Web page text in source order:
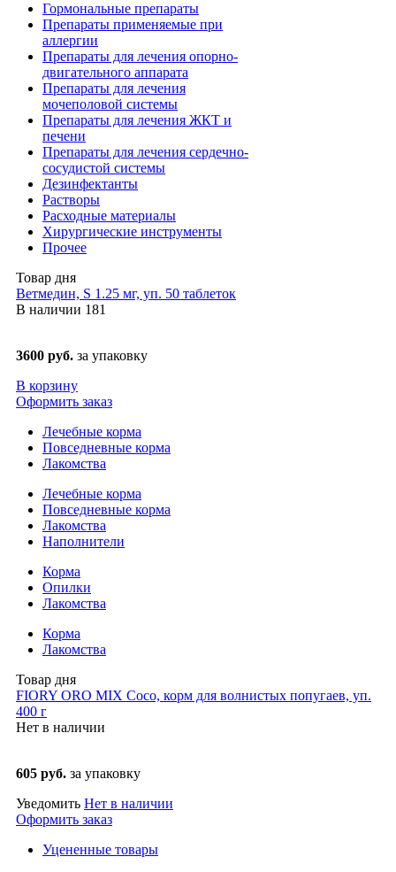
Гормональные препараты
Препараты применяемые при
аллергии
Препараты для лечения опорно-
двигательного аппарата
Препараты для лечения
мочеполовой системы
Препараты для лечения ЖКТ и
печени
Препараты для лечения сердечно-
сосудистой системы
Дезинфектанты
Растворы
Расходные материалы
Хирургические инструменты
Прочее
Товар дня
Ветмедин, S 1.25 мг, уп. 50 таблеток
В наличии 181
3600 руб. за упаковку
В корзину
Оформить заказ
Лечебные корма
Повседневные корма
Лакомства
Лечебные корма
Повседневные корма
Лакомства
Наполнители
Корма
Опилки
Лакомства
Корма
Лакомства
Товар дня
FIORY ORO MIX Coco, корм для волнистых попугаев, уп.
400 г
Нет в наличии
605 руб. за упаковку
Уведомить Нет в наличии
Оформить заказ
Уцененные товары